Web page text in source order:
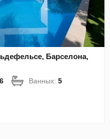
Барселона,
6 Ванных:5